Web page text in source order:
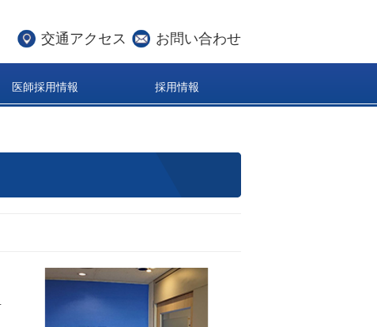
交通アクセス お問い合わせ
医師採用情報 採用情報